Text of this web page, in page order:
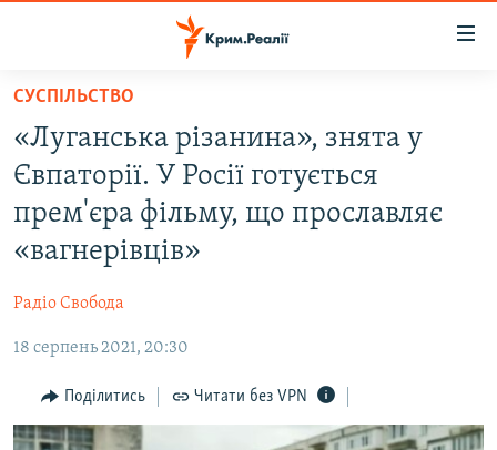
Перейти
основного
матеріалу
до
основної
Перейти
до
ВОДА.КРИМ
ВІДЕО ТА ФОТО
ПОГЛЯД
ІНТЕРВ'Ю
ВСЕ ЗА ДЕНЬ
СПЕЦПРОЕКТИ
СУСПІЛЬСТВО
«Луганська різанина», знята у
Євпаторії. У Росії готується
прем'єра фільму, що прославляє
«вагнерівців»
Радіо Свобода
18 серпень 2021, 20:30
Поділитись Читати без VPN